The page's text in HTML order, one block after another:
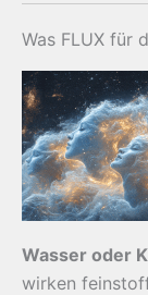
Was FLUX für
Wasser oder
wirken